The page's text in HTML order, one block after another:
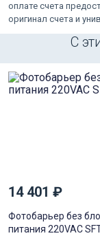
оплате счета
оригинал счета и
С
14 401 ₽
Фотобарьер без
питания 220VAC